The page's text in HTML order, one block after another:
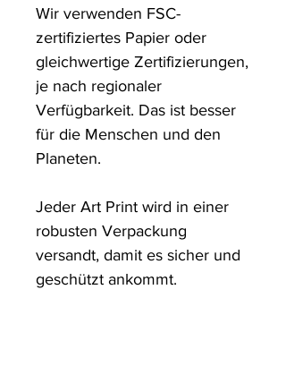
Wir verwenden FSC-
zertifiziertes Papier oder
gleichwertige Zertifizierungen,
je nach regionaler
Verfügbarkeit. Das ist besser
für die Menschen und den
Planeten.
Jeder Art Print wird in einer
robusten Verpackung
versandt, damit es sicher und
geschützt ankommt.